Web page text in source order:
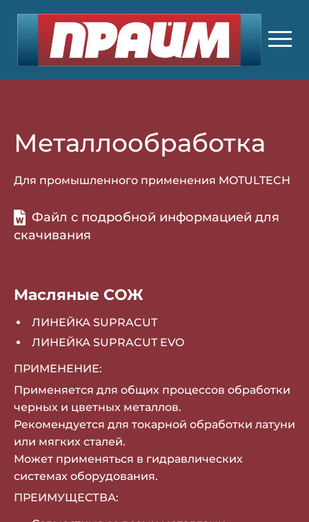
Металлообработка
Для промышленного применения MOTULTECH
Файл с подробной информацией для
скачивания
Масляные СОЖ
ЛИНЕЙКА SUPRACUT
ЛИНЕЙКА SUPRACUT EVO
ПРИМЕНЕНИЕ:
Применяется для общих процессов обработки
черных и цветных металлов.
Рекомендуется для токарной обработки латуни
или мягких сталей.
Может применяться в гидравлических
системах оборудования.
ПРЕИМУЩЕСТВА: